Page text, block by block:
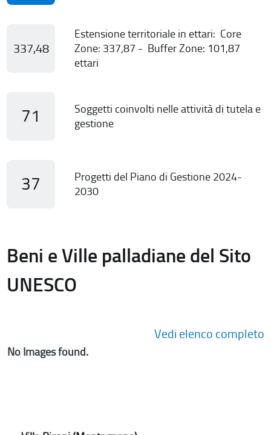
337,48
Estensione territoriale in ettari: Core
Zone: 337,87 - Buffer Zone: 101,87
ettari
71
Soggetti coinvolti nelle attività di tutela e
gestione
37
Progetti del Piano di Gestione 2024-
2030
Beni e Ville palladiane del Sito
UNESCO
Vedi elenco completo
No Images found.